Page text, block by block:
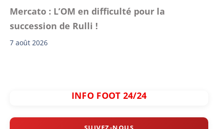
Mercato : L’OM en difficulté pour la
succession de Rulli !
7 août 2026
INFO FOOT 24/24